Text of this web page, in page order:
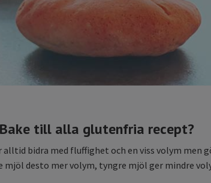
till alla glutenfria recept?
alltid bidra med fluffighet och en viss volym
mjöl desto mer volym, tyngre mjöl ger mindre